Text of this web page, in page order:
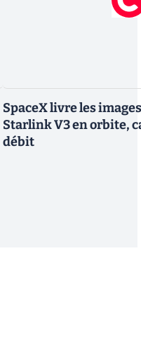
SpaceX livre les
Starlink V3 en orbite,
débit